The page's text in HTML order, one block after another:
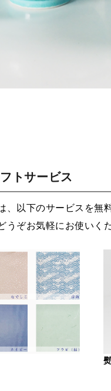
トサービス
、以下のサービスを無
うぞお気軽にお使いく